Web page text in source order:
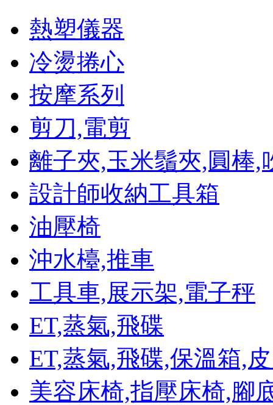
Sale
Tory
Tory
Burch
熱塑儀器
冷燙捲心
按摩系列
剪刀,電剪
離子夾,玉米鬚夾,圓棒,
設計師收納工具箱
油壓椅
沖水檯,推車
工具車,展示架,電子秤
ET,蒸氣,飛碟
ET,蒸氣,飛碟,保溫箱,
美容床椅,指壓床椅,腳